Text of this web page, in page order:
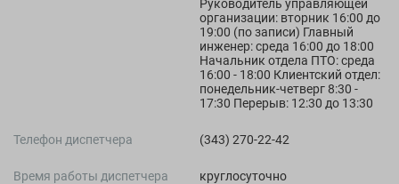
Руководитель управляющей
организации: вторник 16:00 до
19:00 (по записи) Главный
инженер: среда 16:00 до 18:00
Начальник отдела ПТО: среда
16:00 - 18:00 Клиентский отдел:
понедельник-четверг 8:30 -
17:30 Перерыв: 12:30 до 13:30
Телефон диспетчера (343) 270-22-42
Время работы диспетчера круглосуточно